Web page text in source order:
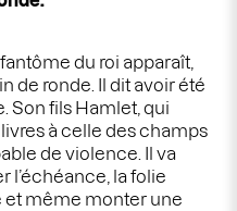
du roi apparaît,
de ronde. Il dit avoir été
Son fils Hamlet, qui
à celle des champs
de violence. Il va
l’échéance, la folie
et même monter une